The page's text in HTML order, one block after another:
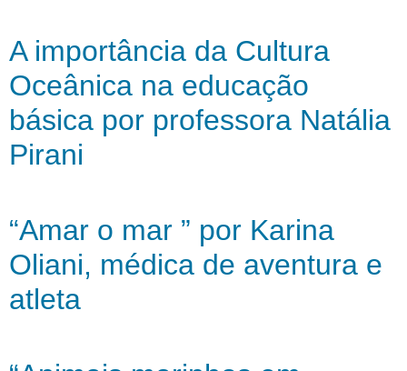
A importância da Cultura
Oceânica na educação
básica por professora Natália
Pirani
“Amar o mar ” por Karina
Oliani, médica de aventura e
atleta